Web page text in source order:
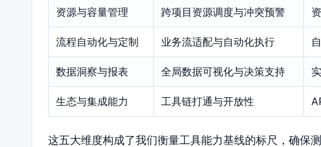
资源与容量管理 跨项目资源调度与冲突预警
流程自动化与定制 业务流适配与自动化执行
数据洞察与报表 全局数据可视化与决策支持
生态与集成能力 工具链打通与开放性
这五大维度构成了我们衡量工具能力基线的标尺，确保